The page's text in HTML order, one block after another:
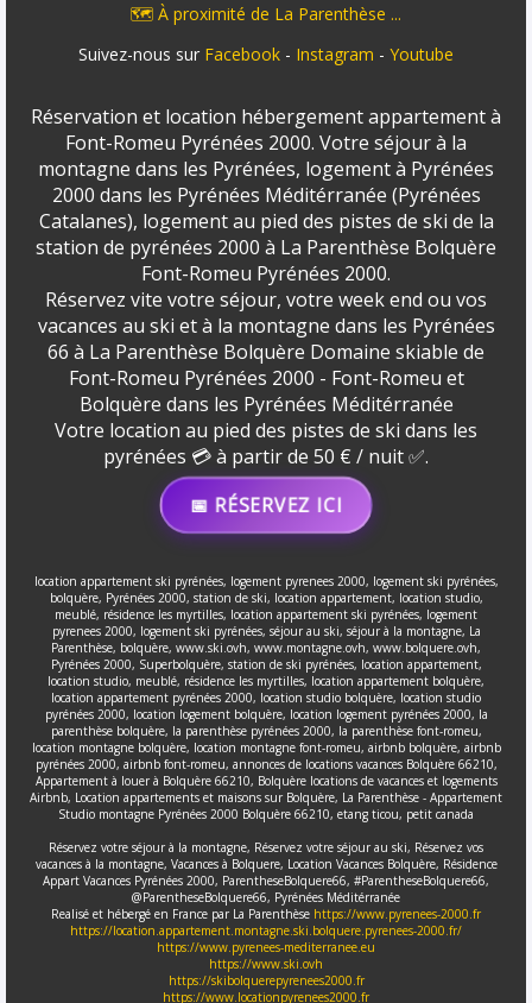
🗺️ À proximité de La Parenthèse ...
Suivez-nous sur Facebook - Instagram - Youtube
Réservation et location hébergement appartement à
Font-Romeu Pyrénées 2000. Votre séjour à la
montagne dans les Pyrénées, logement à Pyrénées
2000 dans les Pyrénées Méditérranée (Pyrénées
Catalanes), logement au pied des pistes de ski de la
station de pyrénées 2000 à La Parenthèse Bolquère
Font-Romeu Pyrénées 2000.
Réservez vite votre séjour, votre week end ou vos
vacances au ski et à la montagne dans les Pyrénées
66 à La Parenthèse Bolquère Domaine skiable de
Font-Romeu Pyrénées 2000 - Font-Romeu et
Bolquère dans les Pyrénées Méditérranée
Votre location au pied des pistes de ski dans les
pyrénées 💳 à partir de 50 € / nuit ✅.
📅 RÉSERVEZ ICI
location appartement ski pyrénées, logement pyrenees 2000, logement ski pyrénées,
bolquère, Pyrénées 2000, station de ski, location appartement, location studio,
meublé, résidence les myrtilles, location appartement ski pyrénées, logement
pyrenees 2000, logement ski pyrénées, séjour au ski, séjour à la montagne, La
Parenthèse, bolquère, www.ski.ovh, www.montagne.ovh, www.bolquere.ovh,
Pyrénées 2000, Superbolquère, station de ski pyrénées, location appartement,
location studio, meublé, résidence les myrtilles, location appartement bolquère,
location appartement pyrénées 2000, location studio bolquère, location studio
pyrénées 2000, location logement bolquère, location logement pyrénées 2000, la
parenthèse bolquère, la parenthèse pyrénées 2000, la parenthèse font-romeu,
location montagne bolquère, location montagne font-romeu, airbnb bolquère, airbnb
pyrénées 2000, airbnb font-romeu, annonces de locations vacances Bolquère 66210,
Appartement à louer à Bolquère 66210, Bolquère locations de vacances et logements
Airbnb, Location appartements et maisons sur Bolquère, La Parenthèse - Appartement
Studio montagne Pyrénées 2000 Bolquère 66210, etang ticou, petit canada
Réservez votre séjour à la montagne, Réservez votre séjour au ski, Réservez vos
vacances à la montagne, Vacances à Bolquere, Location Vacances Bolquère, Résidence
Appart Vacances Pyrénées 2000, ParentheseBolquere66, #ParentheseBolquere66,
@ParentheseBolquere66, Pyrénées Méditérranée
Realisé et hébergé en France par La Parenthèse https://www.pyrenees-2000.fr
https://location.appartement.montagne.ski.bolquere.pyrenees-2000.fr/
https://www.pyrenees-mediterranee.eu
https://www.ski.ovh
https://skibolquerepyrenees2000.fr
https://www.locationpyrenees2000.fr